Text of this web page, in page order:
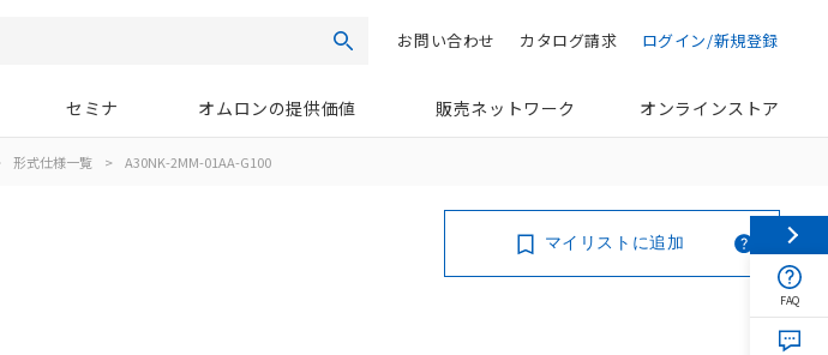
検索 ログイン/新規登録
カタログ請求
お問い合わせ
セミナ オムロンの提供価値 販売ネットワーク オンラインストア
形式仕様一覧 > A30NK-2MM-01AA-G100
マイリストに追加
FAQ